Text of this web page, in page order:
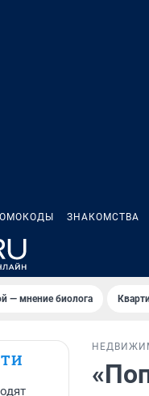
ЗНАКОМСТВА
— мнение биолога